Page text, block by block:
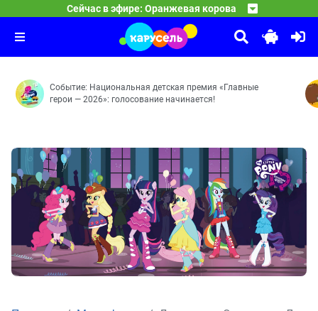
Сейчас в эфире: Оранжевая корова
Средние века — Розыгрыш — Грабли — Робот —
19:30
Спокойной ночи, малыши!
Передача «Спокойной ночи, малыши!» — уникальное
10 ЛЕТ ВОЛШЕБСТВА. Сказочный патруль
Волшебная ботаника — Страна саламандр —
Событие: Национальная детская премия «Главные
герои — 2026»: голосование начинается!